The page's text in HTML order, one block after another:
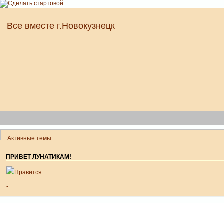
Все вместе г.Новокузнецк
Активные темы
ПРИВЕТ ЛУНАТИКАМ!
Нравится
-